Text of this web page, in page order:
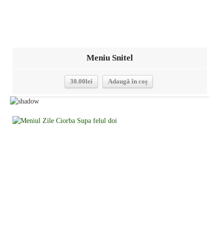
Meniu Snitel
30.00lei Adaugă în coș